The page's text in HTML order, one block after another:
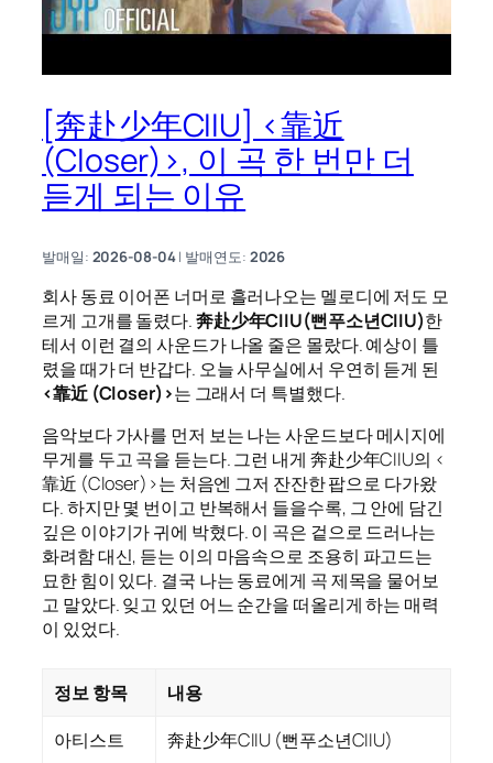
[奔赴少年CIIU] <靠近
(Closer)>, 이 곡 한 번만 더
듣게 되는 이유
발매일: 2026-08-04| 발매연도: 2026
회사 동료 이어폰 너머로 흘러나오는 멜로디에 저도 모
르게 고개를 돌렸다.奔赴少年CIIU(뻔푸소년CIIU)한
테서 이런 결의 사운드가 나올 줄은 몰랐다. 예상이 틀
렸을 때가 더 반갑다. 오늘 사무실에서 우연히 듣게 된
<靠近 (Closer)>는 그래서 더 특별했다.
음악보다 가사를 먼저 보는 나는 사운드보다 메시지에
무게를 두고 곡을 듣는다. 그런 내게 奔赴少年CIIU의 <
靠近 (Closer)>는 처음엔 그저 잔잔한 팝으로 다가왔
다. 하지만 몇 번이고 반복해서 들을수록, 그 안에 담긴
깊은 이야기가 귀에 박혔다. 이 곡은 겉으로 드러나는
화려함 대신, 듣는 이의 마음속으로 조용히 파고드는
묘한 힘이 있다. 결국 나는 동료에게 곡 제목을 물어보
고 말았다. 잊고 있던 어느 순간을 떠올리게 하는 매력
이 있었다.
정보 항목
내용
아티스트
奔赴少年CIIU (뻔푸소년CIIU)